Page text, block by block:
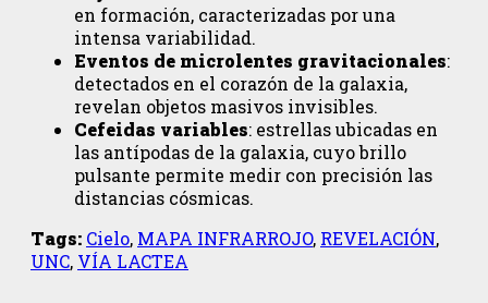
en formación, caracterizadas por una
intensa variabilidad.
Eventos de microlentes gravitacionales:
detectados en el corazón de la galaxia,
revelan objetos masivos invisibles.
Cefeidas variables: estrellas ubicadas en
las antípodas de la galaxia, cuyo brillo
pulsante permite medir con precisión las
distancias cósmicas.
Tags: Cielo, MAPA INFRARROJO, REVELACIÓN,
UNC, VÍA LACTEA